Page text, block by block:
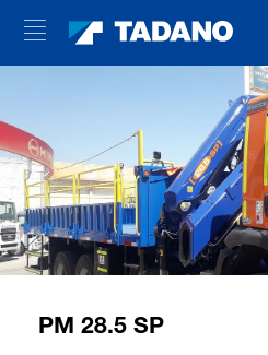
PM 28.5 SP